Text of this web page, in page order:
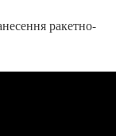
ракетно-